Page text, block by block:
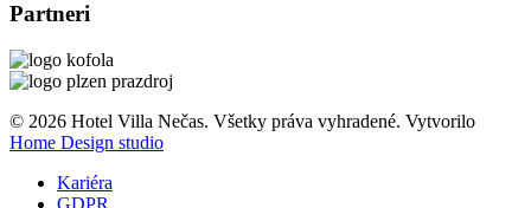
Partneri
© 2026 Hotel Villa Nečas. Všetky práva vyhradené. Vytvorilo
Home Design studio
Kariéra